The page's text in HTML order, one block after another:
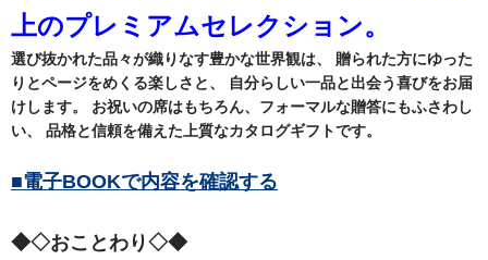
上のプレミアムセレクション。
選び抜かれた品々が織りなす豊かな世界観は、 贈られた方にゆった
りとページをめくる楽しさと、 自分らしい一品と出会う喜びをお届
けします。 お祝いの席はもちろん、フォーマルな贈答にもふさわし
い、 品格と信頼を備えた上質なカタログギフトです。
■電子BOOKで内容を確認する
◆◇おことわり◇◆